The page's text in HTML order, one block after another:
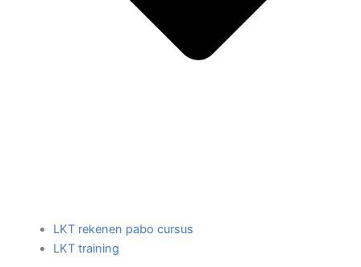
LKT rekenen pabo cursus
LKT training